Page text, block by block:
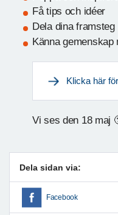
Få tips och idéer
Dela dina framsteg
Känna
Klicka här
Vi ses den 18 maj
Dela sidan via:
Facebook